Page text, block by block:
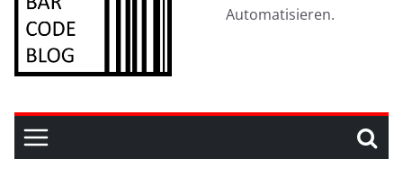
Automatisieren.